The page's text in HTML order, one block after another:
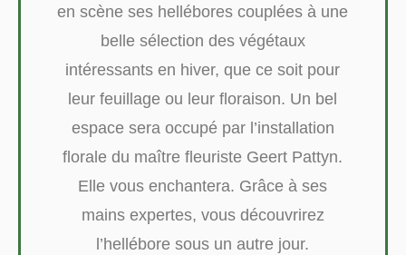
en scène ses hellébores couplées à une
belle sélection des végétaux
intéressants en hiver, que ce soit pour
leur feuillage ou leur floraison. Un bel
espace sera occupé par l’installation
florale du maître fleuriste Geert Pattyn.
Elle vous enchantera. Grâce à ses
mains expertes, vous découvrirez
l’hellébore sous un autre jour.